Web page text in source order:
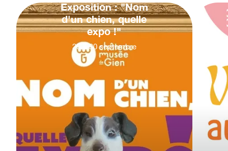
Exposition : "Nom
d'un chien, quelle
expo !"
20 30 septembre